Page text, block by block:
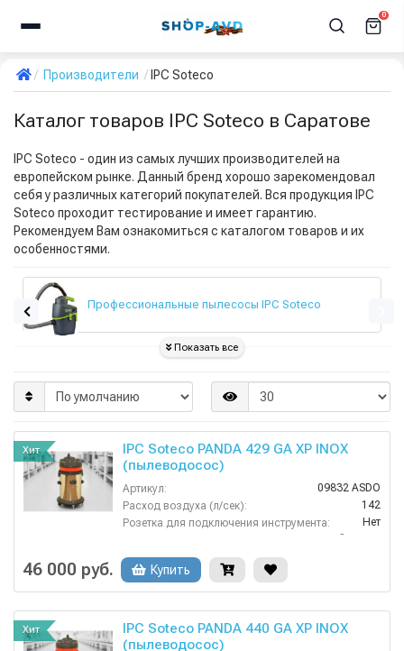
0
Производители IPC Soteco
Каталог товаров IPC Soteco в Саратове
IPC Soteco - один из самых лучших производителей на
европейском рынке. Данный бренд хорошо зарекомендовал
себя у различных категорий покупателей. Вся продукция IPC
Soteco проходит тестирование и имеет гарантию.
Рекомендуем Вам ознакомиться с каталогом товаров и их
особенностями.
Профессиональные пылесосы IPC Soteco
Показать все
Хит
IPC Soteco PANDA 429 GA XP INOX
(пылеводосос)
Артикул:
09832 ASDO
Расход воздуха (л/сек):
142
Розетка для подключения инструмента:
Нет
Материал бака:
Номинальный диаметр принадлежностей (мм):
40
46 000 руб. Купить
Хит
IPC Soteco PANDA 440 GA XP INOX
(пылеводосос)